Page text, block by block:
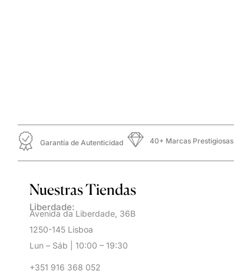
Garantía de Autenticidad 40+ Marcas Prestigiosas
Nuestras Tiendas
Liberdade:
Avenida da Liberdade, 36B
1250-145 Lisboa
Lun – Sáb | 10:00 – 19:30
+351 916 368 052